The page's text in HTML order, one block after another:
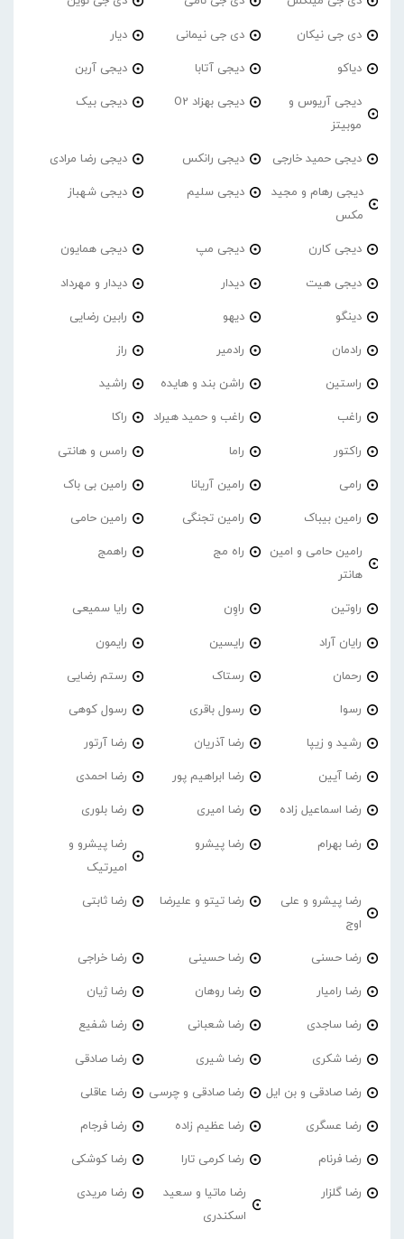
دی جی نیکان دی جی نیمانی دیار
دیاکو دیجی آتابا دیجی آربن
دیجی آریوس و
موبیتز
دیجی بهزاد O2 دیجی بیک
دیجی حمید خارجی دیجی رانکس دیجی رضا مرادی
دیجی رهام و مجید
مکس
دیجی سلیم دیجی شهباز
دیجی کارن دیجی مپ دیجی همایون
دیجی هیت دیدار دیدار و مهرداد
دینگو دیهو رابین رضایی
رادمان رادمیر راز
راستین راشن بند و هایده راشید
راغب راغب و حمید هیراد راکا
راکتور راما رامس و هانتی
رامی رامین آریانا رامین بی باک
رامین بیباک رامین تجنگی رامین حامی
رامین حامی و امین
هانتر
راه مج راهمج
راوتین راوِن رایا سمیعی
رایان آراد رایسین رایمون
رحمان رستاک رستم رضایی
رسوا رسول باقری رسول کوهی
رشید و زیپا رضا آذریان رضا آرتور
رضا آیین رضا ابراهیم پور رضا احمدی
رضا اسماعیل زاده رضا امیری رضا بلوری
رضا بهرام رضا پیشرو
رضا پیشرو و
امیرتیک
رضا پیشرو و علی
اوج
رضا تیتو و علیرضا رضا ثابتی
رضا حسنی رضا حسینی رضا خراجی
رضا رامیار رضا روهان رضا ژیان
رضا ساجدی رضا شعبانی رضا شفیع
رضا شکری رضا شیری رضا صادقی
رضا صادقی و بن ایل رضا صادقی و چرسی رضا عاقلی
رضا عسگری رضا عظیم زاده رضا فرجام
رضا فرنام رضا کرمی تارا رضا کوشکی
رضا گلزار
رضا ماتیا و سعید
اسکندری
رضا مریدی